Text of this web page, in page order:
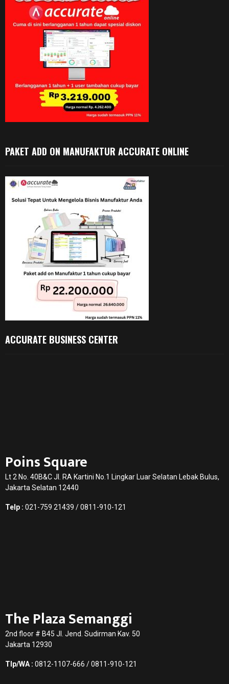
PAKET ADD ON MANUFAKTUR ACCURATE ONLINE
ACCURATE BUSINESS CENTER
Poins Square
Lt 2 No. 40B&C Jl. RA Kartini No.1 Lingkar Luar Selatan Lebak Bulus,
Jakarta Selatan 12440
Telp : 021-759 21439 / 0811-910-121
The Plaza Semanggi
2nd floor # B45 Jl. Jend. Sudirman Kav. 50
Jakarta 12930
Tlp/WA : 0812-1107-666 / 0811-910-121